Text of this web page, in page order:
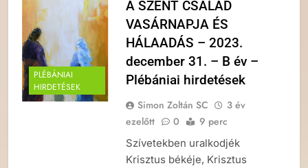
PLÉBÁNIAI
HIRDETÉSEK
A SZENT CSALÁD
VASÁRNAPJA ÉS
HÁLAADÁS – 2023.
december 31. – B év –
Plébániai hirdetések
Simon Zoltán SC
3 év
ezelőtt
0 9 perc
Szívetekben uralkodjék
Krisztus békéje, Krisztus